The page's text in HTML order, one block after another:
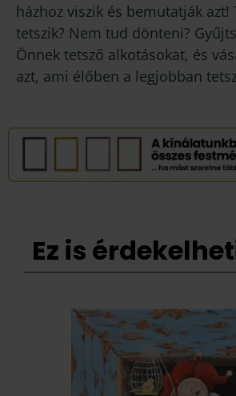
házhoz viszik és bemutatják azt!
tetszik? Nem tud dönteni?
Önnek tetsző alkotásokat, és
azt, ami élőben a legjobban
Ez is